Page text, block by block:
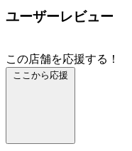
ユーザーレビュー
この店舗を応援する！
ここから応援